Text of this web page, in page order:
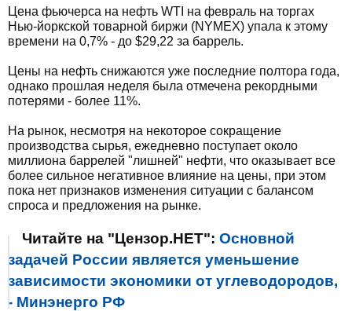
Цена фьючерса на нефть WTI на февраль на торгах
Нью-йоркской товарной биржи (NYMEX) упала к этому
времени на 0,7% - до $29,22 за баррель.
Цены на нефть снижаются уже последние полтора года,
однако прошлая неделя была отмечена рекордными
потерями - более 11%.
На рынок, несмотря на некоторое сокращение
производства сырья, ежедневно поступает около
миллиона баррелей "лишней" нефти, что оказывает все
более сильное негативное влияние на цены, при этом
пока нет признаков изменения ситуации с балансом
спроса и предложения на рынке.
Читайте на "Цензор.НЕТ": Основной
задачей России является уменьшение
зависимости экономики от углеводородов,
- Минэнерго РФ